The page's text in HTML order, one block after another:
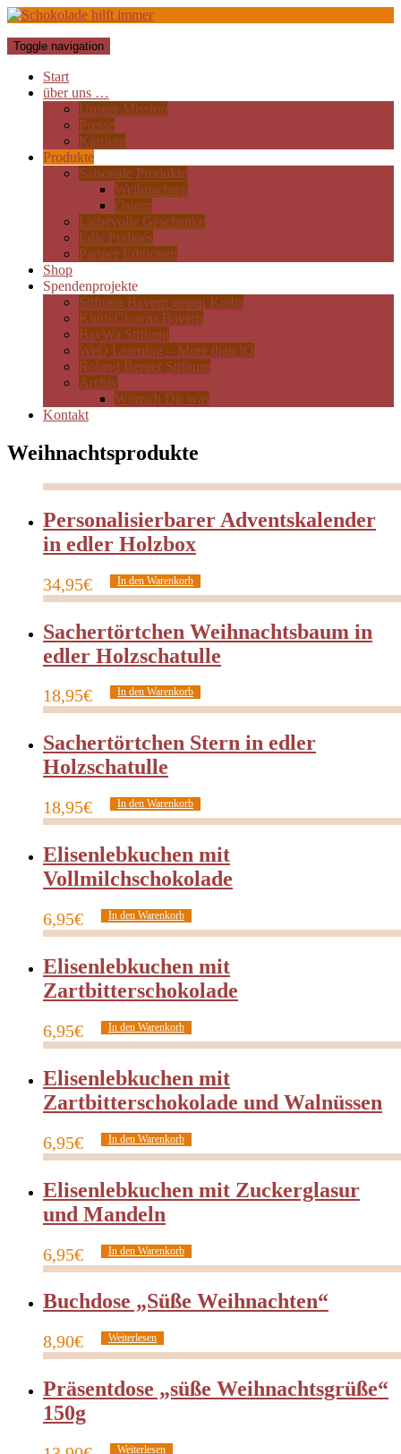
Toggle navigation
Start
über uns …
Unsere Mission
Presse
Karriere
Produkte
Saisonale Produkte
Weihnachten
Ostern
Liebevolle Geschenke
Edle Pralinés
Partner Editionen
Shop
Spendenprojekte
Stiftung Bayern gegen Krebs
KlinikClowns Bayern
BayWa Stiftung
WeQ Learning – More than IQ
Roland Berger Stiftung
Archiv
Wünsch Dir was
Kontakt
Weihnachtsprodukte
Personalisierbarer Adventskalender
in edler Holzbox
34,95€ In den Warenkorb
Sachertörtchen Weihnachtsbaum in
edler Holzschatulle
18,95€ In den Warenkorb
Sachertörtchen Stern in edler
Holzschatulle
18,95€ In den Warenkorb
Elisenlebkuchen mit
Vollmilchschokolade
6,95€ In den Warenkorb
Elisenlebkuchen mit
Zartbitterschokolade
6,95€ In den Warenkorb
Elisenlebkuchen mit
Zartbitterschokolade und Walnüssen
6,95€ In den Warenkorb
Elisenlebkuchen mit Zuckerglasur
und Mandeln
6,95€ In den Warenkorb
Buchdose „Süße Weihnachten“
8,90€ Weiterlesen
Präsentdose „süße Weihnachtsgrüße“
150g
Weiterlesen